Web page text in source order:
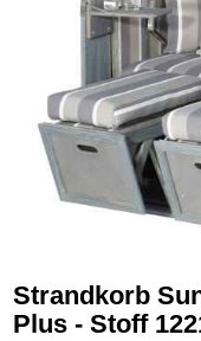
Strandkorb
Plus - Stoff